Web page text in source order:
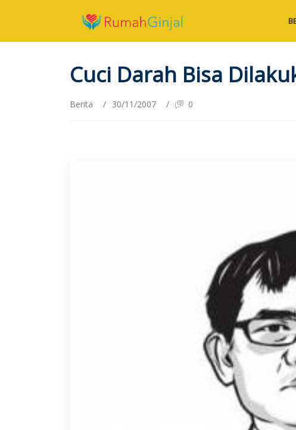
Cuci Darah Bisa
Berita / 30/11/2007 / 0